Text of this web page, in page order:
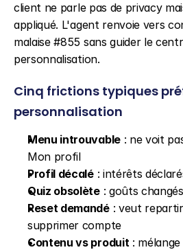
client ne parle pas de privacy
appliqué. L'agent renvoie vers
malaise #855 sans guider le
personnalisation.
Cinq frictions typiques
personnalisation
Menu introuvable : ne voit
Mon profil
Profil décalé : intérêts
Quiz obsolète : goûts
Reset demandé : veut
supprimer compte
Contenu vs produit :